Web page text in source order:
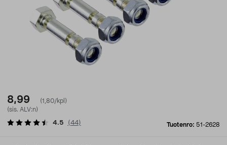
8,99
(1,80/kpl)
(sis. ALV:n)
Tuotenro: 51-2628
4.5 (44)